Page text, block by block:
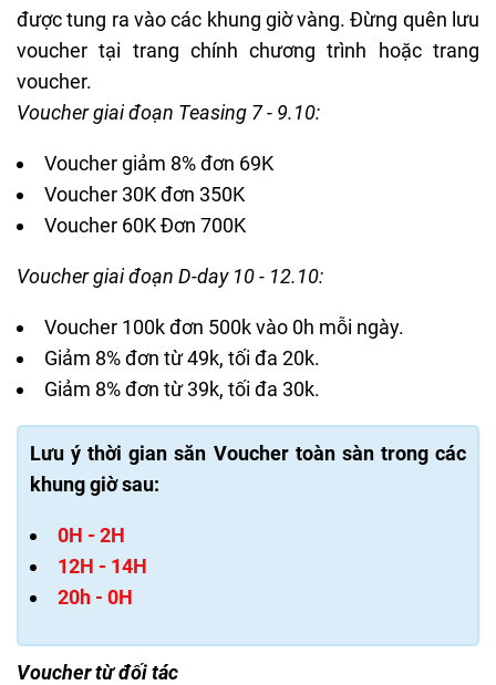
được tung ra vào các khung giờ vàng. Đừng quên lưu
voucher tại trang chính chương trình hoặc trang
voucher.
Voucher giai đoạn Teasing 7 - 9.10:
Voucher giảm 8% đơn 69K
Voucher 30K đơn 350K
Voucher 60K Đơn 700K
Voucher giai đoạn D-day 10 - 12.10:
Voucher 100k đơn 500k vào 0h mỗi ngày.
Giảm 8% đơn từ 49k, tối đa 20k.
Giảm 8% đơn từ 39k, tối đa 30k.
Lưu ý thời gian săn Voucher toàn sàn trong các
khung giờ sau:
0H - 2H
12H - 14H
20h - 0H
Voucher từ đối tác